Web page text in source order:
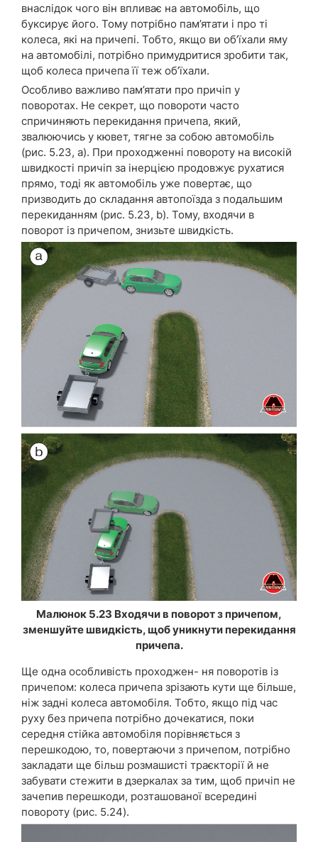
внаслідок чого він впливає на автомобіль, що
буксирує його. Тому потрібно пам’ятати і про ті
колеса, які на причепі. Тобто, якщо ви об’їхали яму
на автомобілі, потрібно примудритися зробити так,
щоб колеса причепа її теж об’їхали.
Особливо важливо пам’ятати про причіп у
поворотах. Не секрет, що повороти часто
спричиняють перекидання причепа, який,
звалюючись у кювет, тягне за собою автомобіль
(рис. 5.23, а). При проходженні повороту на високій
швидкості причіп за інерцією продовжує рухатися
прямо, тоді як автомобіль уже повертає, що
призводить до складання автопоїзда з подальшим
перекиданням (рис. 5.23, b). Тому, входячи в
поворот із причепом, знизьте швидкість.
Малюнок 5.23 Входячи в поворот з причепом,
зменшуйте швидкість, щоб уникнути перекидання
причепа.
Ще одна особливість проходжен- ня поворотів із
причепом: колеса причепа зрізають кути ще більше,
ніж задні колеса автомобіля. Тобто, якщо під час
руху без причепа потрібно дочекатися, поки
середня стійка автомобіля порівняється з
перешкодою, то, повертаючи з причепом, потрібно
закладати ще більш розмашисті траєкторії й не
забувати стежити в дзеркалах за тим, щоб причіп не
зачепив перешкоди, розташованої всередині
повороту (рис. 5.24).